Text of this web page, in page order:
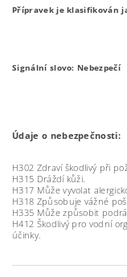
Přípravek je klasifikován
Signální slovo: Nebezpečí
Údaje o nebezpečnosti:
H302 Zdraví škodlivý při
H315 Dráždí kůži.
H317 Může vyvolat
H318 Způsobuje vážné
H335 Může způsobit
H412 Škodlivý pro vodní
účinky.